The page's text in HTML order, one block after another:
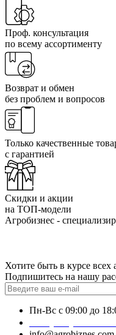
Проф. консультация
по всему ассортименту
Возврат и обмен
без проблем и вопросов
Только качественные
с гарантией
Скидки и акции
на ТОП-модели
Агробизнес -
Хотите быть в курсе всех
Подпишитесь на нашу
Пн-Вс с 09:00 до